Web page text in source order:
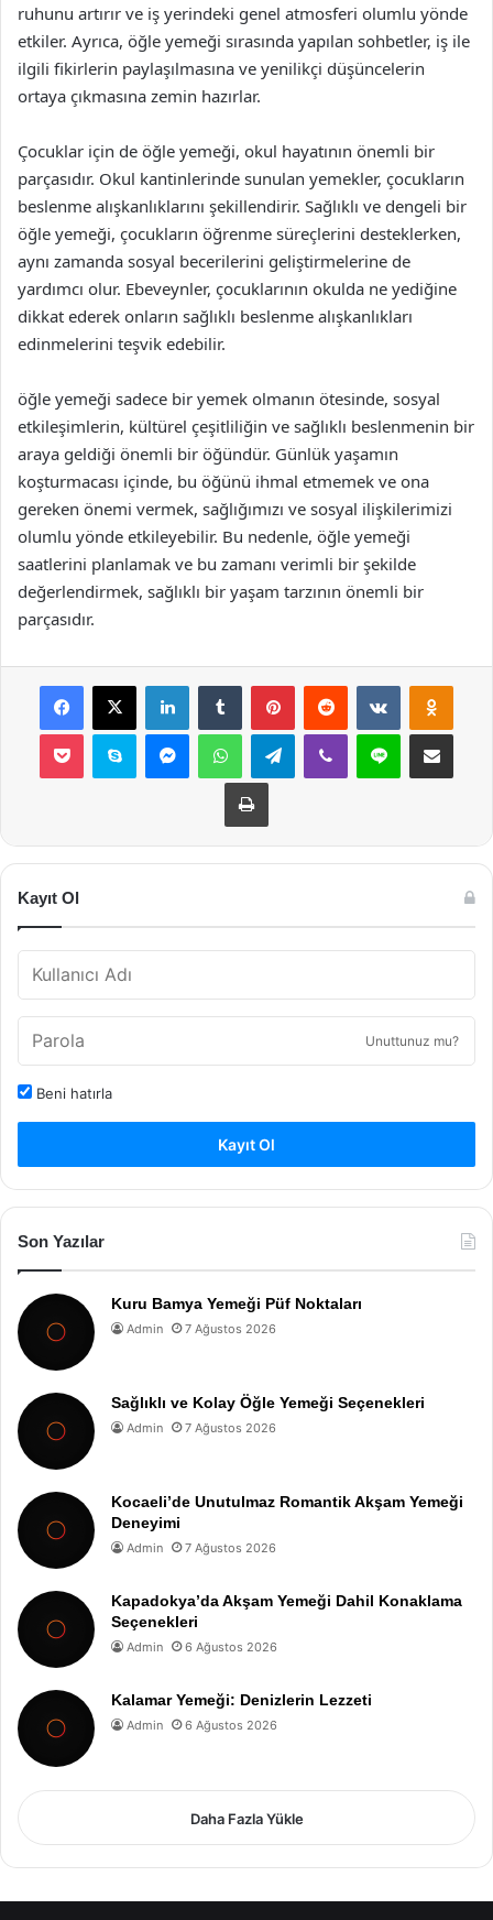
ruhunu artırır ve iş yerindeki genel atmosferi olumlu yönde
etkiler. Ayrıca, öğle yemeği sırasında yapılan sohbetler, iş ile
ilgili fikirlerin paylaşılmasına ve yenilikçi düşüncelerin
ortaya çıkmasına zemin hazırlar.
Çocuklar için de öğle yemeği, okul hayatının önemli bir
parçasıdır. Okul kantinlerinde sunulan yemekler, çocukların
beslenme alışkanlıklarını şekillendirir. Sağlıklı ve dengeli bir
öğle yemeği, çocukların öğrenme süreçlerini desteklerken,
aynı zamanda sosyal becerilerini geliştirmelerine de
yardımcı olur. Ebeveynler, çocuklarının okulda ne yediğine
dikkat ederek onların sağlıklı beslenme alışkanlıkları
edinmelerini teşvik edebilir.
öğle yemeği sadece bir yemek olmanın ötesinde, sosyal
etkileşimlerin, kültürel çeşitliliğin ve sağlıklı beslenmenin bir
araya geldiği önemli bir öğündür. Günlük yaşamın
koşturmacası içinde, bu öğünü ihmal etmemek ve ona
gereken önemi vermek, sağlığımızı ve sosyal ilişkilerimizi
olumlu yönde etkileyebilir. Bu nedenle, öğle yemeği
saatlerini planlamak ve bu zamanı verimli bir şekilde
değerlendirmek, sağlıklı bir yaşam tarzının önemli bir
parçasıdır.
Facebook
X LinkedInTumblr PinterestReddit VKontakte
Pocket Skype MessengerWhatsAppTelegramViber Line E-Posta ile
Yazdır
Kayıt Ol
Unuttunuz mu?
Beni hatırla
Kayıt Ol
Son Yazılar
Kuru Bamya Yemeği Püf Noktaları
Admin 7 Ağustos 2026
Sağlıklı ve Kolay Öğle Yemeği Seçenekleri
Admin 7 Ağustos 2026
Kocaeli’de Unutulmaz Romantik Akşam Yemeği
Deneyimi
Admin 7 Ağustos 2026
Kapadokya’da Akşam Yemeği Dahil Konaklama
Seçenekleri
Admin 6 Ağustos 2026
Kalamar Yemeği: Denizlerin Lezzeti
Admin 6 Ağustos 2026
Daha Fazla Yükle